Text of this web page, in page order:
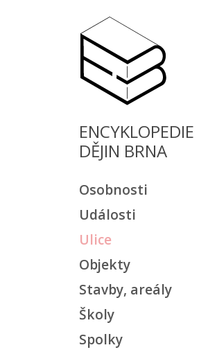
ENCYKLOPEDIE
DĚJIN BRNA
Osobnosti
Události
Ulice
Objekty
Stavby, areály
Školy
Spolky